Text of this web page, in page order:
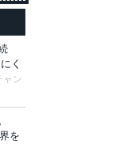
く
ャン
を